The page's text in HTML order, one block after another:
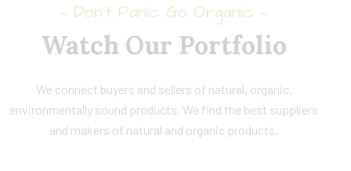
~ Don’t Panic Go Organic ~
Watch Our Portfolio
We connect buyers and sellers of natural, organic,
environmentally sound products. We find the best suppliers
and makers of natural and organic products.
Vodič za detox
Puretina sa crnom rižom i
artičokama